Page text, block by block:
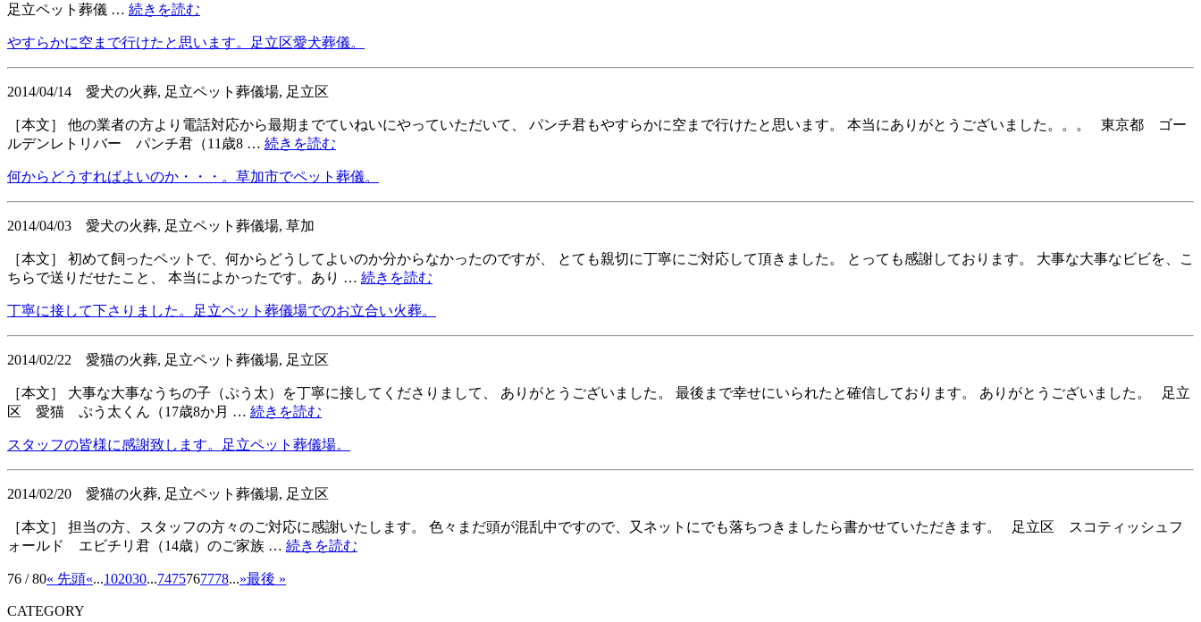
足立ペット葬儀 … 続きを読む
やすらかに空まで行けたと思います。足立区愛犬葬儀。
2014/04/14 愛犬の火葬, 足立ペット葬儀場, 足立区
［本文］ 他の業者の方より電話対応から最期までていねいにやっていただいて、 パンチ君もやすらかに空まで行けたと思います。 本当にありがとうございました。。。 東京都 ゴー
ルデンレトリバー パンチ君（11歳8 … 続きを読む
何からどうすればよいのか・・・。草加市でペット葬儀。
2014/04/03 愛犬の火葬, 足立ペット葬儀場, 草加
［本文］ 初めて飼ったペットで、何からどうしてよいのか分からなかったのですが、 とても親切に丁寧にご対応して頂きました。 とっても感謝しております。 大事な大事なビビを、こ
ちらで送りだせたこと、 本当によかったです。あり … 続きを読む
丁寧に接して下さりました。足立ペット葬儀場でのお立合い火葬。
2014/02/22 愛猫の火葬, 足立ペット葬儀場, 足立区
［本文］ 大事な大事なうちの子（ぷう太）を丁寧に接してくださりまして、 ありがとうございました。 最後まで幸せにいられたと確信しております。 ありがとうございました。 足立
区 愛猫 ぷう太くん（17歳8か月 … 続きを読む
スタッフの皆様に感謝致します。足立ペット葬儀場。
2014/02/20 愛猫の火葬, 足立ペット葬儀場, 足立区
［本文］ 担当の方、スタッフの方々のご対応に感謝いたします。 色々まだ頭が混乱中ですので、又ネットにでも落ちつきましたら書かせていただきます。 足立区 スコティッシュフ
ォールド エビチリ君（14歳）のご家族 … 続きを読む
76 / 80« 先頭«...102030...7475767778...»最後 »
CATEGORY